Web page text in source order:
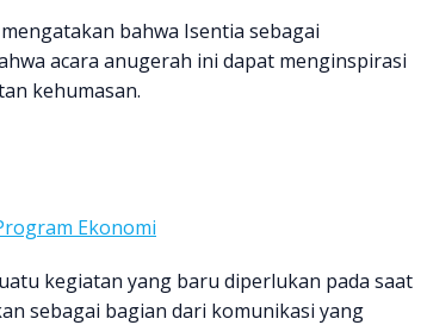
bahwa Isentia sebagai
acara anugerah ini dapat menginspirasi
kehumasan.
Ekonomi
kegiatan yang baru diperlukan pada saat
sebagai bagian dari komunikasi yang